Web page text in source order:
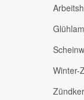
ohne Klimaanlage
RHZ
ohne Klimaanlage
Winter-